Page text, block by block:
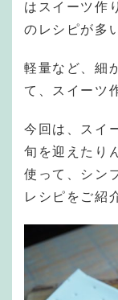
はスイーツ作
のレシピが多
軽量など、細
て、スイーツ
今回は、スイ
旬を迎えたり
使って、シン
レシピをご紹